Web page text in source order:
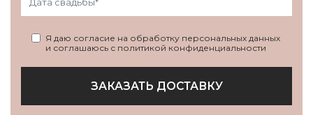
Я даю согласие на обработку персональных данных
и соглашаюсь с политикой конфиденциальности
ЗАКАЗАТЬ ДОСТАВКУ